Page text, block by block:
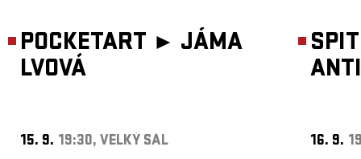
POCKETART ► JÁMA
LVOVÁ
15. 9. 19:30, VELKÝ SÁL
16. 9.